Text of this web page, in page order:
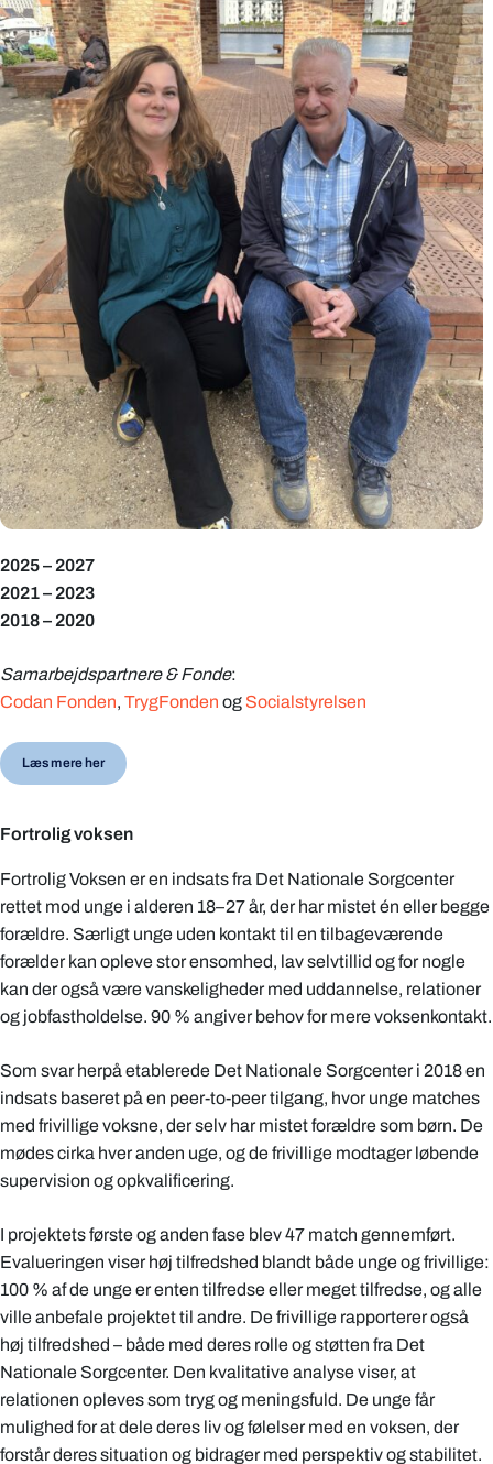
2025 – 2027
2021 – 2023
2018 – 2020
Samarbejdspartnere & Fonde:
Codan Fonden, TrygFonden og Socialstyrelsen
Læs mere her
Fortrolig voksen
Fortrolig Voksen er en indsats fra Det Nationale Sorgcenter
rettet mod unge i alderen 18–27 år, der har mistet én eller begge
forældre. Særligt unge uden kontakt til en tilbageværende
forælder kan opleve stor ensomhed, lav selvtillid og for nogle
kan der også være vanskeligheder med uddannelse, relationer
og jobfastholdelse. 90 % angiver behov for mere voksenkontakt.
Som svar herpå etablerede Det Nationale Sorgcenter i 2018 en
indsats baseret på en peer-to-peer tilgang, hvor unge matches
med frivillige voksne, der selv har mistet forældre som børn. De
mødes cirka hver anden uge, og de frivillige modtager løbende
supervision og opkvalificering.
I projektets første og anden fase blev 47 match gennemført.
Evalueringen viser høj tilfredshed blandt både unge og frivillige:
100 % af de unge er enten tilfredse eller meget tilfredse, og alle
ville anbefale projektet til andre. De frivillige rapporterer også
høj tilfredshed – både med deres rolle og støtten fra Det
Nationale Sorgcenter. Den kvalitative analyse viser, at
relationen opleves som tryg og meningsfuld. De unge får
mulighed for at dele deres liv og følelser med en voksen, der
forstår deres situation og bidrager med perspektiv og stabilitet.